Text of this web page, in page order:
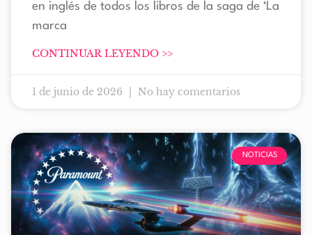
en inglés de todos los libros de la saga de ‘La
marca
CONTINUAR LEYENDO >>
1 de junio de 2026 No hay comentarios
NOTICIAS